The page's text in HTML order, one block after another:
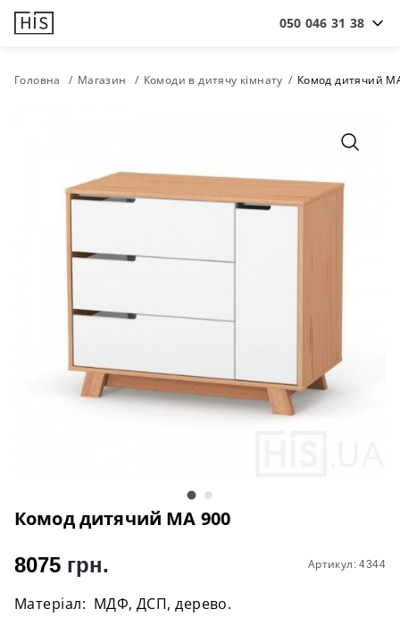
050 046 31 38
Головна Магазин Комоди в дитячу кімнату Комод дитячий
Комод дитячий MA 900
Артикул: 4344
8075 грн.
Матеріал: МДФ, ДСП, дерево.